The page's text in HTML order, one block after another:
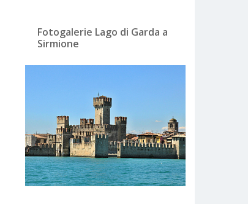
Fotogalerie Lago di Garda a
Sirmione